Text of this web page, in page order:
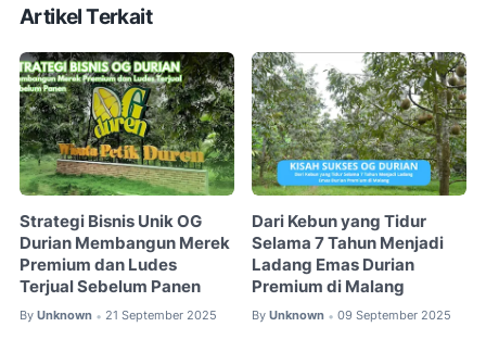
Artikel Terkait
Strategi Bisnis Unik OG
Durian Membangun Merek
Premium dan Ludes
Terjual Sebelum Panen
By Unknown • 21 September 2025
Dari Kebun yang Tidur
Selama 7 Tahun Menjadi
Ladang Emas Durian
Premium di Malang
By Unknown • 09 September 2025